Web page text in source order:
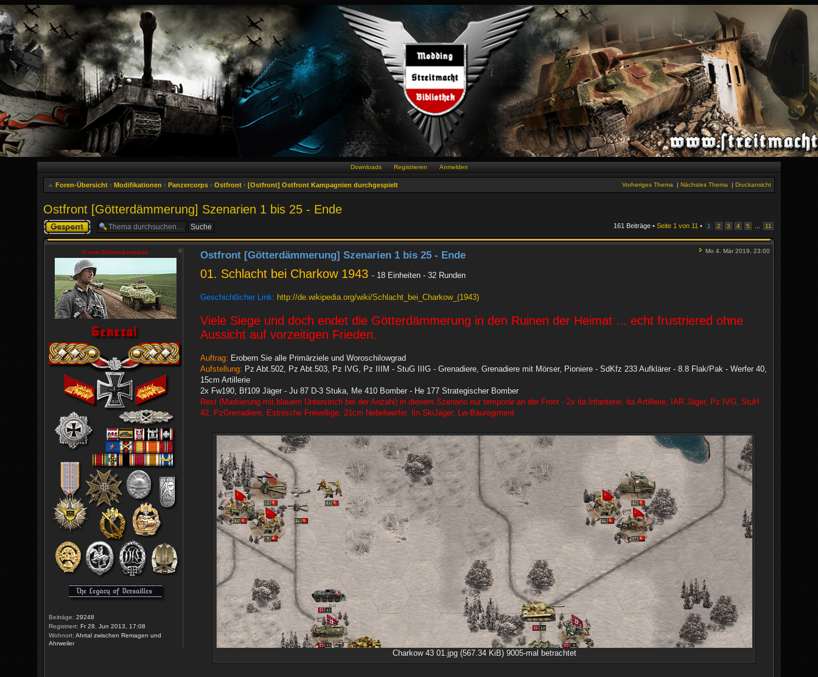
Downloads Registrieren Anmelden
Foren-Übersicht ‹ Modifikationen ‹ Panzercorps ‹ Ostfront ‹ [Ostfront] Ostfront Kampagnien durchgespielt Druckansicht
Nächstes Thema |
Vorheriges Thema |
Ostfront [Götterdämmerung] Szenarien 1 bis 25 - Ende
Thema gesperrt 161 Beiträge • Seite 1 von 11 • 1 2 3 4 5 11
U von Schreckenstein
Beiträge: 29248
Registriert: Fr 28. Jun 2013, 17:08
Wohnort: Ahrtal zwischen Remagen und
Ahrweiler
Mo 4. Mär 2019, 23:00
Ostfront [Götterdämmerung] Szenarien 1 bis 25 - Ende
01. Schlacht bei Charkow 1943 - 18 Einheiten - 32 Runden
Geschichtlicher Link: http://de.wikipedia.org/wiki/Schlacht_bei_Charkow_(1943)
Viele Siege und doch endet die Götterdämmerung in den Ruinen der Heimat ... echt frustriered ohne
Aussicht auf vorzeitigen Frieden.
Auftrag: Erobern Sie alle Primärziele und Woroschilowgrad
Aufstellung: Pz Abt.502, Pz Abt.503, Pz IVG, Pz IIIM - StuG IIIG - Grenadiere, Grenadiere mit Mörser, Pioniere - SdKfz 233 Aufklärer - 8.8 Flak/Pak - Werfer 40,
15cm Artillerie
2x Fw190, Bf109 Jäger - Ju 87 D-3 Stuka, Me 410 Bomber - He 177 Strategischer Bomber
Rest (Markierung mit blauem Unterstrich bei der Anzahl) in diesem Szenario nur temporär an der Front - 2x ita.Infanterie, ita.Artillerie, IAR Jäger, Pz IVG, StuH
42, PzGrenadiere, Estnische Freiwillige, 21cm Nebelwerfer, fin.SkiJäger, Lw-Bauregiment
Charkow 43 01.jpg (567.34 KiB) 9005-mal betrachtet